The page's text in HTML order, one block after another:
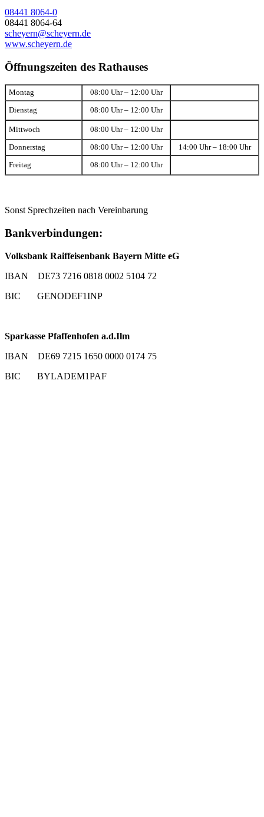
08441 8064-0
08441 8064-64
scheyern@scheyern.de
www.scheyern.de
Öffnungszeiten des Rathauses
Montag 08:00 Uhr – 12:00 Uhr
Dienstag 08:00 Uhr – 12:00 Uhr
Mittwoch 08:00 Uhr – 12:00 Uhr
Donnerstag 08:00 Uhr – 12:00 Uhr 14:00 Uhr – 18:00 Uhr
Freitag 08:00 Uhr – 12:00 Uhr
Sonst Sprechzeiten nach Vereinbarung
Bankverbindungen:
Volksbank Raiffeisenbank Bayern Mitte eG
IBAN DE73 7216 0818 0002 5104 72
BIC GENODEF1INP
Sparkasse Pfaffenhofen a.d.Ilm
IBAN DE69 7215 1650 0000 0174 75
BIC BYLADEM1PAF